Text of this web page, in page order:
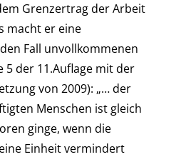
Grenzertrag der Arbeit
macht er eine
Fall unvollkommenen
5 der 11.Auflage mit der
von 2009): „… der
Menschen ist gleich
ginge, wenn die
Einheit vermindert